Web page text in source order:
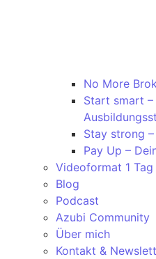
No More
Start smart –
Stay strong
Pay Up –
Videoformat 1
Blog
Podcast
Azubi Community
Über mich
Kontakt &